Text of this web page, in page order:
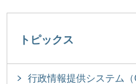
トピックス
行政情報提供システム（